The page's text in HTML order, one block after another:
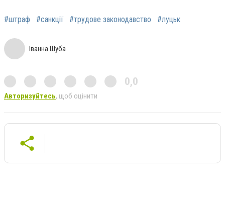
#штраф #санкції #трудове законодавство #луцьк
Іванна Шуба
0,0
Авторизуйтесь, щоб оцінити